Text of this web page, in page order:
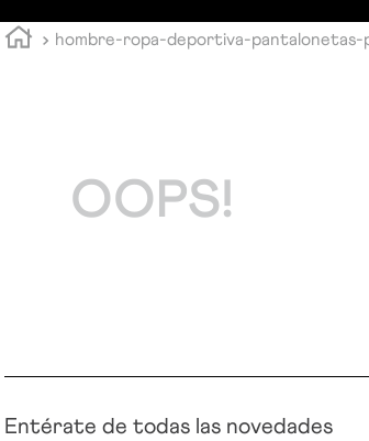
hombre-ropa-deportiva-
OOPS!
Entérate de todas las novedades